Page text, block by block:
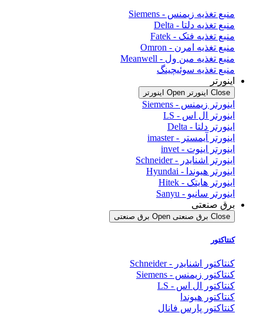
منبع تغذیه زیمنس - Siemens
منبع تغذیه دلتا - Delta
منبع تغذیه فتک - Fatek
منبع تغذیه امرن - Omron
منبع تغذیه مین ول - Meanwell
منبع تغذیه سوئیچینگ
اینورتر
Close اینورتر Open اینورتر
اینورتر زیمنس - Siemens
اینورتر ال اس - LS
اینورتر دلتا - Delta
اینورتر آیمستر - imaster
اینورتر اینوت - invet
اینورتر اشنایدر - Schneider
اینورتر هیوندا - Hyundai
اینورتر هایتک - Hitek
اینورتر سانیو - Sanyu
برق صنعتی
Close برق صنعتی Open برق صنعتی
کنتاکتور
کنتاکتور اشنایدر - Schneider
کنتاکتور زیمنس - Siemens
کنتاکتور ال اس - LS
کنتاکتور هیوندا
کنتاکتور پارس فانال